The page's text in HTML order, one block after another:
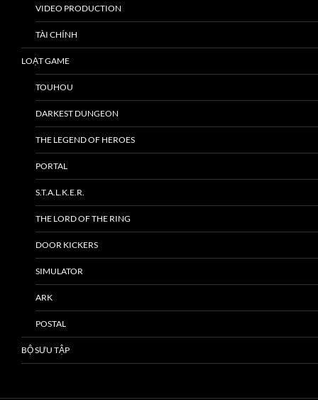
VIDEO PRODUCTION
TÀI CHÍNH
LOẠT GAME
TOUHOU
DARKEST DUNGEON
THE LEGEND OF HEROES
PORTAL
S.T.A.L.K.E.R.
THE LORD OF THE RING
DOOR KICKERS
SIMULATOR
ARK
POSTAL
BỘ SƯU TẬP